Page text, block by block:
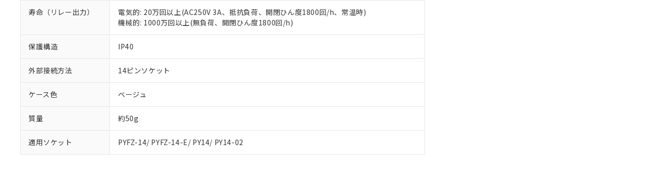
寿命（リレー出力）
電気的: 20万回以上(AC250V 3A、抵抗負荷、開閉ひん度1800回/h、常温時)
機械的: 1000万回以上(無負荷、開閉ひん度1800回/h)
保護構造 IP40
外部接続方法 14ピンソケット
ケース色 ベージュ
質量 約50g
適用ソケット PYFZ-14/ PYFZ-14-E/ PY14/ PY14-02